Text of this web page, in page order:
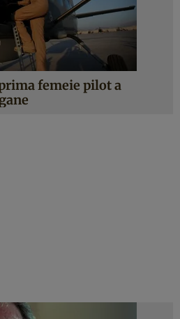
femeie pilot a